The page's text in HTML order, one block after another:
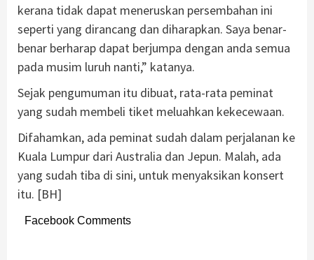
kerana tidak dapat meneruskan persembahan ini
seperti yang dirancang dan diharapkan. Saya benar-
benar berharap dapat berjumpa dengan anda semua
pada musim luruh nanti,” katanya.
Sejak pengumuman itu dibuat, rata-rata peminat
yang sudah membeli tiket meluahkan kekecewaan.
Difahamkan, ada peminat sudah dalam perjalanan ke
Kuala Lumpur dari Australia dan Jepun. Malah, ada
yang sudah tiba di sini, untuk menyaksikan konsert
itu. [BH]
Facebook Comments